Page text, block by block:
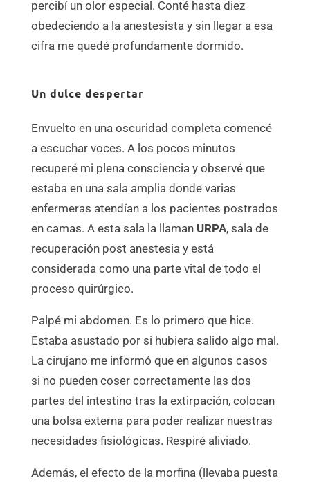
percibí un olor especial. Conté hasta diez
obedeciendo a la anestesista y sin llegar a esa
cifra me quedé profundamente dormido.
Un dulce despertar
Envuelto en una oscuridad completa comencé
a escuchar voces. A los pocos minutos
recuperé mi plena consciencia y observé que
estaba en una sala amplia donde varias
enfermeras atendían a los pacientes postrados
en camas. A esta sala la llaman URPA, sala de
recuperación post anestesia y está
considerada como una parte vital de todo el
proceso quirúrgico.
Palpé mi abdomen. Es lo primero que hice.
Estaba asustado por si hubiera salido algo mal.
La cirujano me informó que en algunos casos
si no pueden coser correctamente las dos
partes del intestino tras la extirpación, colocan
una bolsa externa para poder realizar nuestras
necesidades fisiológicas. Respiré aliviado.
Además, el efecto de la morfina (llevaba puesta